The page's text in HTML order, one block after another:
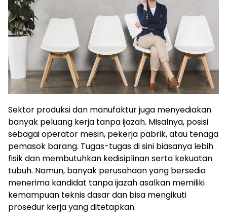
Sektor produksi dan manufaktur juga menyediakan
banyak peluang kerja tanpa ijazah. Misalnya, posisi
sebagai operator mesin, pekerja pabrik, atau tenaga
pemasok barang. Tugas-tugas di sini biasanya lebih
fisik dan membutuhkan kedisiplinan serta kekuatan
tubuh. Namun, banyak perusahaan yang bersedia
menerima kandidat tanpa ijazah asalkan memiliki
kemampuan teknis dasar dan bisa mengikuti
prosedur kerja yang ditetapkan.